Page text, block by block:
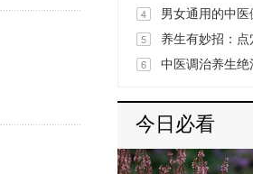
方法
男女通用的中医
养生有妙招：
中医调治养生
今日必看